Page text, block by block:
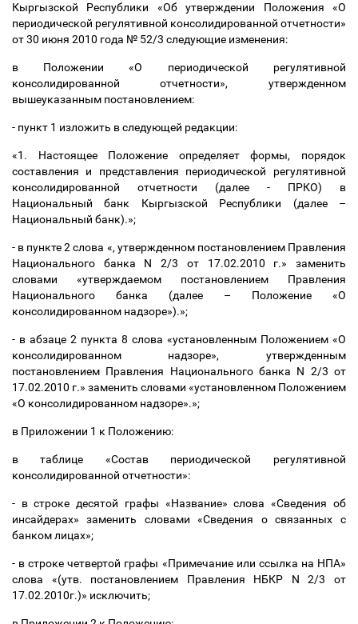
Кыргызской Республики «Об утверждении Положения «О
периодической регулятивной консолидированной отчетности»
от 30 июня 2010 года № 52/3 следующие изменения:
в Положении «О периодической регулятивной
консолидированной отчетности», утвержденном
вышеуказанным постановлением:
- пункт 1 изложить в следующей редакции:
«1. Настоящее Положение определяет формы, порядок
составления и представления периодической регулятивной
консолидированной отчетности (далее - ПРКО) в
Национальный банк Кыргызской Республики (далее –
Национальный банк).»;
- в пункте 2 слова «, утвержденном постановлением Правления
Национального банка N 2/3 от 17.02.2010 г.» заменить
словами «утверждаемом постановлением Правления
Национального банка (далее – Положение «О
консолидированном надзоре»).»;
- в абзаце 2 пункта 8 слова «установленным Положением «О
консолидированном надзоре», утвержденным
постановлением Правления Национального банка N 2/3 от
17.02.2010 г.» заменить словами «установленном Положением
«О консолидированном надзоре».»;
в Приложении 1 к Положению:
в таблице «Состав периодической регулятивной
консолидированной отчетности»:
- в строке десятой графы «Название» слова «Сведения об
инсайдерах» заменить словами «Сведения о связанных с
банком лицах»;
- в строке четвертой графы «Примечание или ссылка на НПА»
слова «(утв. постановлением Правления НБКР N 2/3 от
17.02.2010г.)» исключить;